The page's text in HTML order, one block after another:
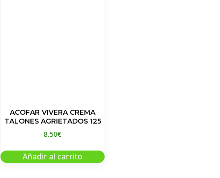
ACOFAR VIVERA CREMA
TALONES AGRIETADOS 125
8.50€
Añadir al carrito